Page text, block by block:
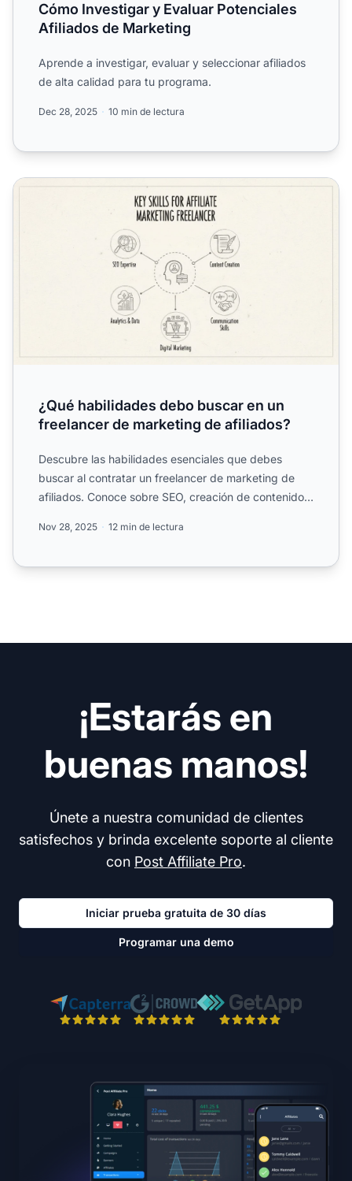
Cómo Investigar y Evaluar Potenciales
Afiliados de Marketing
Aprende a investigar, evaluar y seleccionar afiliados
de alta calidad para tu programa.
Dec 28, 2025 10 min de lectura
¿Qué habilidades debo buscar en un freelancer de
¿Qué habilidades debo buscar en un
freelancer de marketing de afiliados?
Descubre las habilidades esenciales que debes
buscar al contratar un freelancer de marketing de
afiliados. Conoce sobre SEO, creación de contenido,
Nov 28, 2025 12 min de lectura
¡Estarás en
buenas manos!
Únete a nuestra comunidad de clientes
satisfechos y brinda excelente soporte al cliente
con Post Affiliate Pro.
Iniciar prueba gratuita de 30 días
Programar una demo